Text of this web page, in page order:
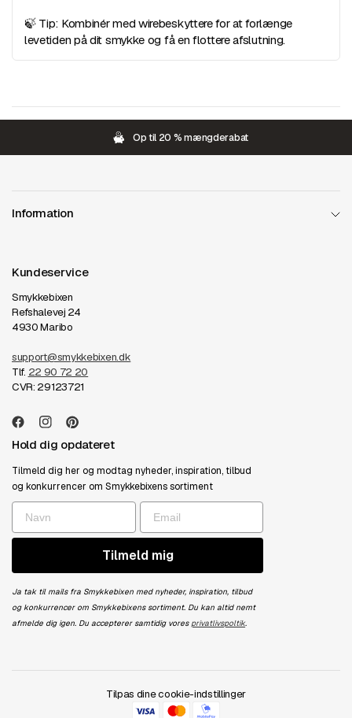
🍃 Tip: Kombinér med wirebeskyttere for at forlænge
levetiden på dit smykke og få en flottere afslutning.
Op til 20 % mængderabat
Information
Kundeservice
Smykkebixen
Refshalevej 24
4930 Maribo
support@smykkebixen.dk
Tlf. 22 90 72 20
CVR: 29123721
Hold dig opdateret
Tilmeld dig her og modtag nyheder, inspiration, tilbud
og konkurrencer om Smykkebixens sortiment
Tilmeld mig
Ja tak til mails fra Smykkebixen med nyheder, inspiration, tilbud
og konkurrencer om Smykkebixens sortiment. Du kan altid nemt
afmelde dig igen. Du accepterer samtidig vores privatlivspoltik.
Tilpas dine cookie-indstillinger